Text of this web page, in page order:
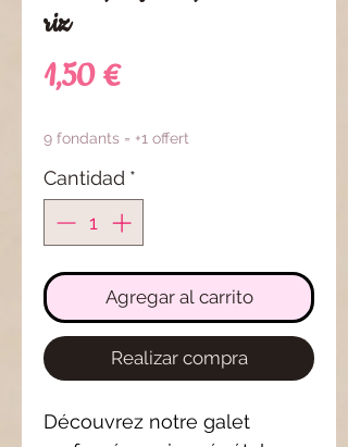
riz
1,50 €Precio
9 fondants = +1 offert
Cantidad *
Agregar al carrito
Realizar compra
Découvrez notre galet